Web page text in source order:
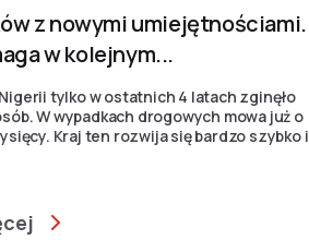
z nowymi umiejętnościami.
w kolejnym...
tylko w ostatnich 4 latach zginęło
W wypadkach drogowych mowa już o
Kraj ten rozwija się bardzo szybko i